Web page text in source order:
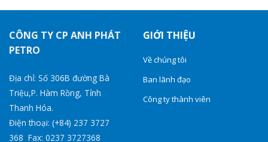
CÔNG TY CP ANH PHÁT
PETRO
Địa chỉ: Số 306B đường Bà
Triệu,P. Hàm Rồng, Tỉnh
Thanh Hóa.
Điện thoại: (+84) 237 3727
368 Fax: 0237 3727368
GIỚI THIỆU
Về chúng tôi
Ban lãnh đạo
Công ty thành viên